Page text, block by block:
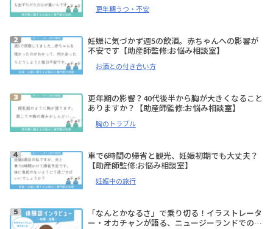
更年期うつ・不安
妊娠に気づかず週5の飲酒。赤ちゃんへの影響が
不安です【助産師監修:お悩み相談室】
お酒との付き合い方
更年期の影響？40代後半から胸が大きくなること
ありますか？【助産師監修:お悩み相談室】
胸のトラブル
車で6時間の帰省と観光、妊娠初期でも大丈夫？
【助産師監修:お悩み相談室】
妊娠中の旅行
「なんとかなるさ」で乗り切る！イラストレータ
ー・オカチャンが語る、ニュージーランドでの妊